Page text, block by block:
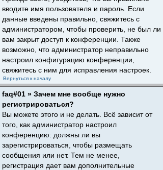
вводите имя пользователя и пароль. Если
данные введены правильно, свяжитесь с
администратором, чтобы проверить, не был ли
вам закрыт доступ к конференции. Также
возможно, что администратор неправильно
настроил конфигурацию конференции,
свяжитесь с ним для исправления настроек.
Вернуться к началу
faq#01 » Зачем мне вообще нужно
регистрироваться?
Вы можете этого и не делать. Всё зависит от
того, как администратор настроил
конференцию: должны ли вы
зарегистрироваться, чтобы размещать
сообщения или нет. Тем не менее,
регистрация дает вам дополнительные